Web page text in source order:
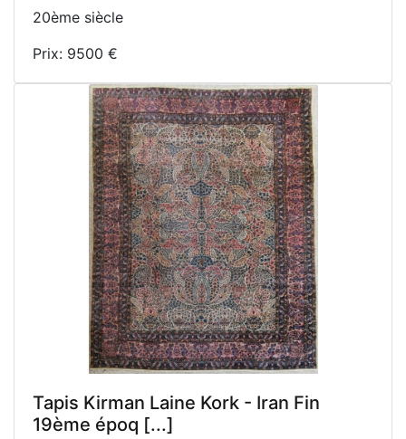
20ème siècle
Prix: 9500 €
Tapis Kirman Laine Kork - Iran Fin
19ème époq [...]